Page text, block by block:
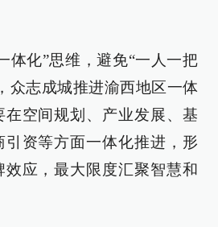
体化”思维，避免“一人一把
众志成城推进渝西地区一体
空间规划、产业发展、基
资等方面一体化推进，形
效应，最大限度汇聚智慧和